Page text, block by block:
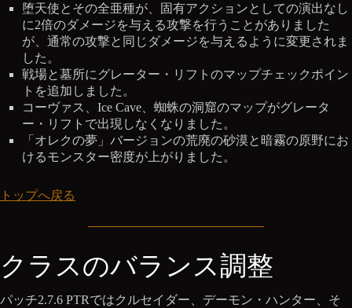
堕天使とその全亜種が、固有アクションとしての演出なし
に2倍のダメージを与える攻撃を行うことがありました
が、通常の攻撃と同じダメージを与えるように変更されま
した。
戦場と墓所にグレーター・リフトのマップチェックポイン
トを追加しました。
コーヴァス、Ice Cave、蜘蛛の洞窟のマップがグレータ
ー・リフトで出現しなくなりました。
「オレクの夢」バージョンの荒廃の砂漠と暗霧の原野にお
けるモンスター密度が上がりました。
トップへ戻る
クラスのバランス調整
パッチ2.7.6 PTRではクルセイダー、デーモン・ハンター、そ